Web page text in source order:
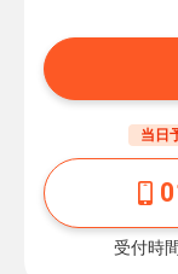
当日
受付時